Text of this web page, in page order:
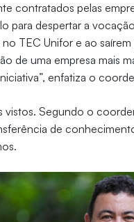
contratados pelas
para despertar a
TEC Unifor e ao
de uma empresa mais
enfatiza o
vistos. Segundo o
de